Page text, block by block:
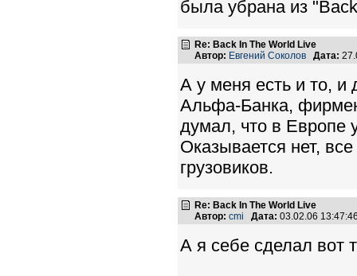
была убрана из
Re: Back In The World Live
Автор: Евгений Соколов Дата:
А у меня есть и то, и
Альфа-Банка,
думал, что в Европе
Оказывается нет,
грузовиков.
Re: Back In The World Live
Автор: cmi Дата: 03.02.06
А я себе сделал вот